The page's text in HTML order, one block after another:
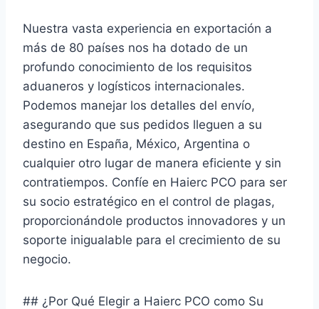
Nuestra vasta experiencia en exportación a
más de 80 países nos ha dotado de un
profundo conocimiento de los requisitos
aduaneros y logísticos internacionales.
Podemos manejar los detalles del envío,
asegurando que sus pedidos lleguen a su
destino en España, México, Argentina o
cualquier otro lugar de manera eficiente y sin
contratiempos. Confíe en Haierc PCO para ser
su socio estratégico en el control de plagas,
proporcionándole productos innovadores y un
soporte inigualable para el crecimiento de su
negocio.
## ¿Por Qué Elegir a Haierc PCO como Su